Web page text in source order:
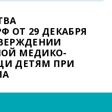
ОТ 29 ДЕКАБРЯ
МЕДИКО-
ДЕТЯМ ПРИ